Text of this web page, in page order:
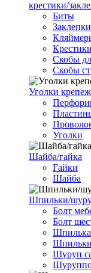
крестики/
Биты
Заклепки
Скобы
Скобы
Уголки
Уголки
Шайба/гайка
Гайки
Шайба
Шпильки/
Болт
Болт
Шпилька
Шпильки
Шуруп
Шуруппо